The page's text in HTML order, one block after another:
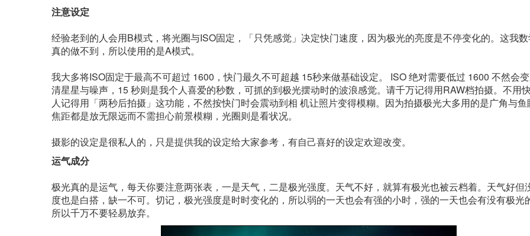
注意设定
经验老到的人会用B模式，将光圈与ISO固定，「只凭感觉」决定快门速度，因为极光的亮度是不停变化的。这我数
真的做不到，所以使用的是A模式。
我大多将ISO固定于最高不可超过 1600，快门最久不可超越 15秒来做基础设定。 ISO 绝对需要低过 1600 不然会
清星星与噪声，15 秒则是我个人喜爱的秒数，可抓的到极光摆动时的波浪感觉。请千万记得用RAW档拍摄。不用
人记得用「两秒后拍摄」这功能，不然按快门时会震动到相 机让照片变得模糊。因为拍摄极光大多用的是广角与鱼
焦距都是放无限远而不需担心前景模糊，光圈则是看状况。
摄影的设定是很私人的，只是提供我的设定给大家参考，有自己喜好的设定欢迎改变。
运气成分
极光真的是运气，每天你要注意两张表，一是天气，二是极光强度。天气不好，就算有极光也被云档着。天气好但
度也是白搭，缺一不可。切记，极光强度是时时变化的，所以弱的一天也会有强的小时，强的一天也会有没有极光
所以千万不要轻易放弃。